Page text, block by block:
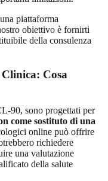
piattaforma
obiettivo è fornirti
della consulenza
Cosa
90, sono progettati per
come sostituto di una
online può offrire
richiedere
una valutazione
della salute